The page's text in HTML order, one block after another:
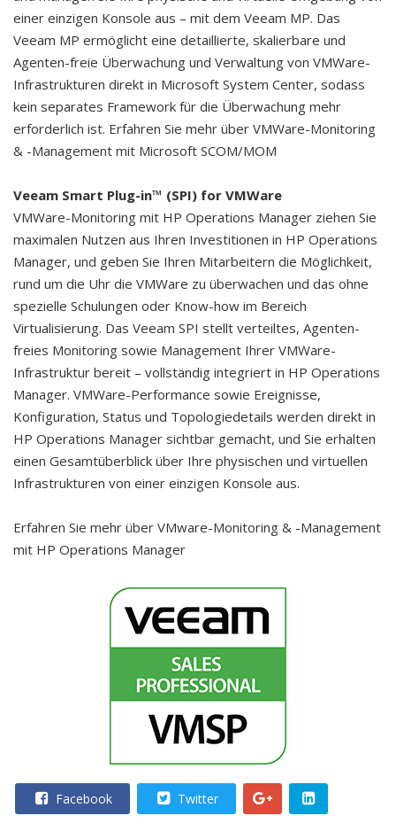
einer einzigen Konsole aus – mit dem Veeam MP. Das
Veeam MP ermöglicht eine detaillierte, skalierbare und
Agenten-freie Überwachung und Verwaltung von VMWare-
Infrastrukturen direkt in Microsoft System Center, sodass
kein separates Framework für die Überwachung mehr
erforderlich ist. Erfahren Sie mehr über VMWare-Monitoring
& -Management mit Microsoft SCOM/MOM
Veeam Smart Plug-in™ (SPI) for VMWare
VMWare-Monitoring mit HP Operations Manager ziehen Sie
maximalen Nutzen aus Ihren Investitionen in HP Operations
Manager, und geben Sie Ihren Mitarbeitern die Möglichkeit,
rund um die Uhr die VMWare zu überwachen und das ohne
spezielle Schulungen oder Know-how im Bereich
Virtualisierung. Das Veeam SPI stellt verteiltes, Agenten-
freies Monitoring sowie Management Ihrer VMWare-
Infrastruktur bereit – vollständig integriert in HP Operations
Manager. VMWare-Performance sowie Ereignisse,
Konfiguration, Status und Topologiedetails werden direkt in
HP Operations Manager sichtbar gemacht, und Sie erhalten
einen Gesamtüberblick über Ihre physischen und virtuellen
Infrastrukturen von einer einzigen Konsole aus.
Erfahren Sie mehr über VMware-Monitoring & -Management
mit HP Operations Manager
Facebook Twitter